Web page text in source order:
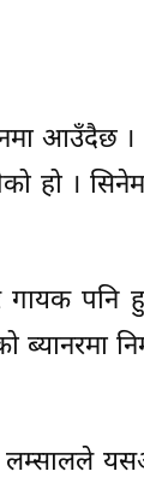
आउँदैछ ।
हो ।
गायक पनि
लम्सालले